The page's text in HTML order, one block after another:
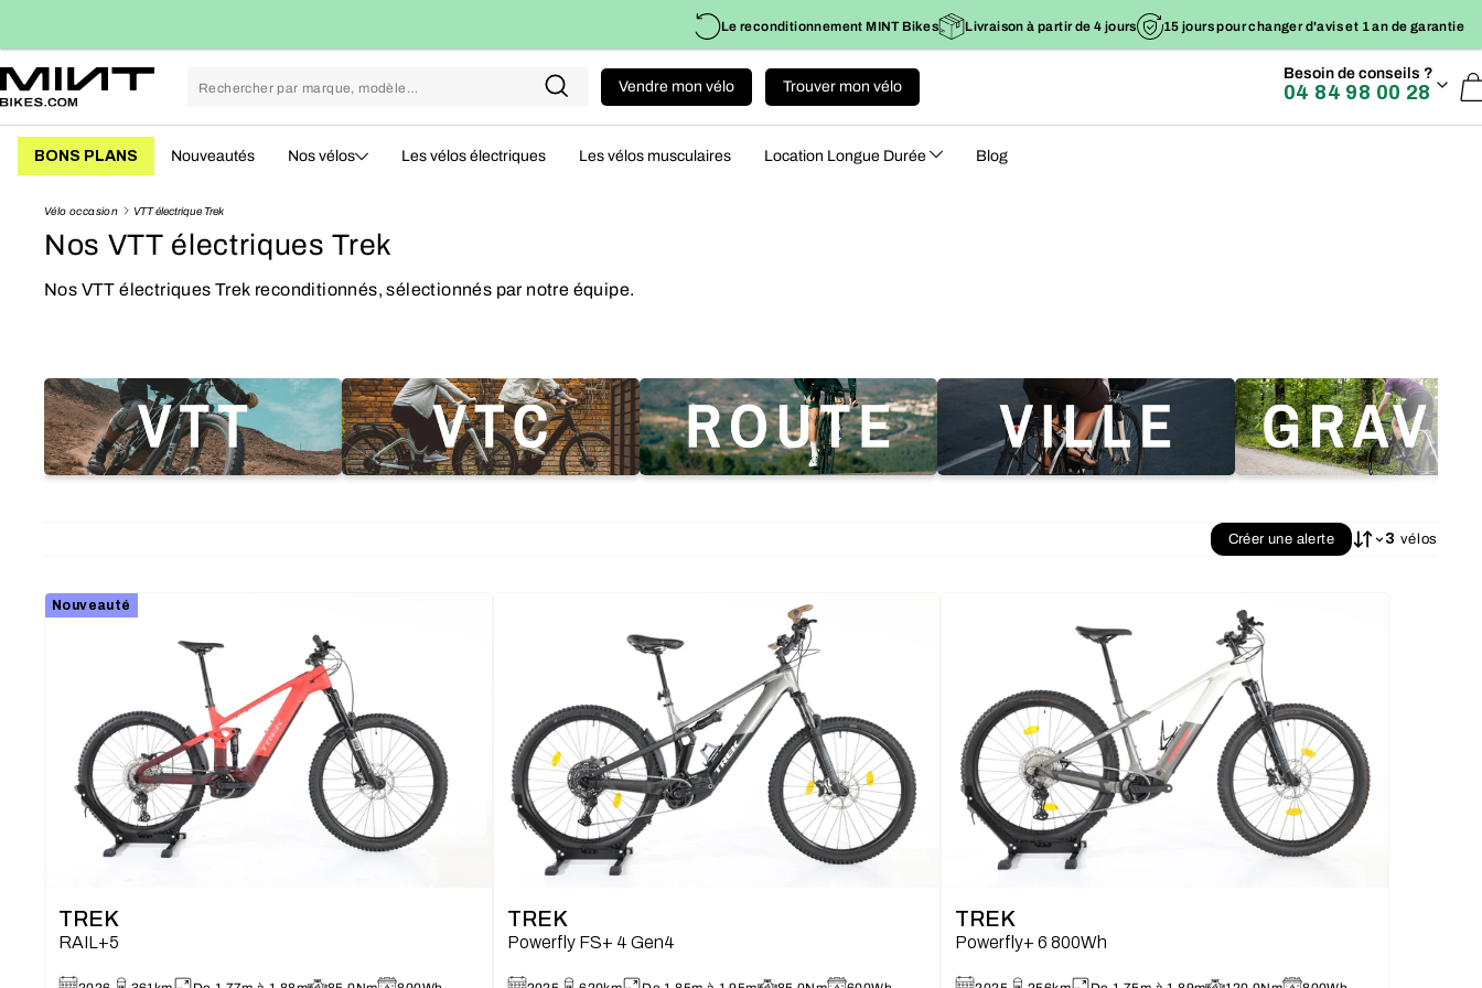
Le reconditionnement MINT Bikes Livraison à partir de 4 jours 15 jours pour changer d'avis et 1 an de garantie
contenu
Vendre mon vélo Trouver mon vélo
Besoin de conseils ?
04 84 98 00 28
BONS PLANS Nouveautés Nos vélos Les vélos électriques Les vélos musculaires Location Longue Durée Blog
Vélo occasion VTT électrique Trek
Nos VTT électriques Trek
Nos VTT électriques Trek reconditionnés, sélectionnés par notre équipe.
Créer une alerte 3 vélos
Nouveauté
TREK
RAIL+5
TREK
Powerfly FS+ 4 Gen4
TREK
Powerfly+ 6 800Wh